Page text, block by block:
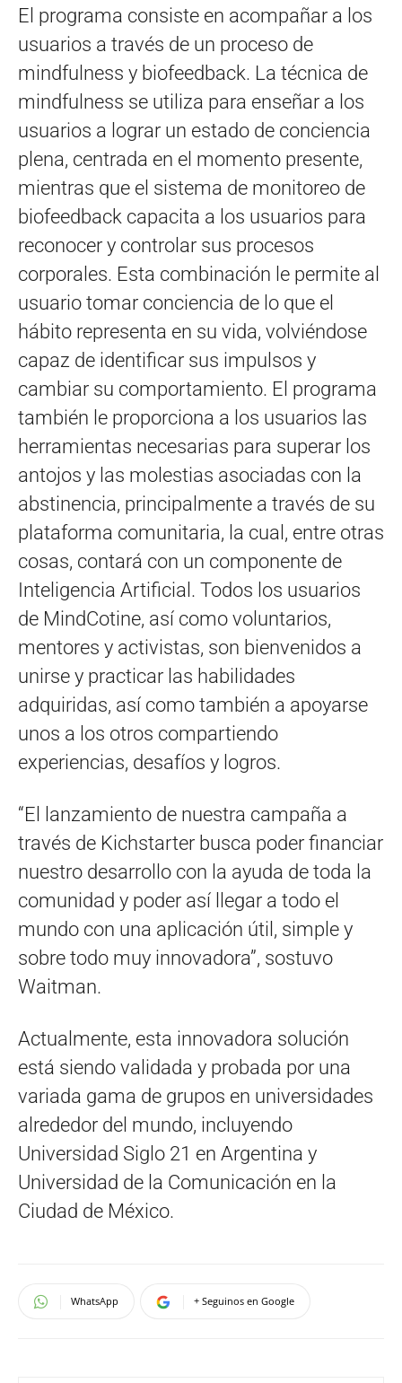
El programa consiste en acompañar a los
usuarios a través de un proceso de
mindfulness y biofeedback. La técnica de
mindfulness se utiliza para enseñar a los
usuarios a lograr un estado de conciencia
plena, centrada en el momento presente,
mientras que el sistema de monitoreo de
biofeedback capacita a los usuarios para
reconocer y controlar sus procesos
corporales. Esta combinación le permite al
usuario tomar conciencia de lo que el
hábito representa en su vida, volviéndose
capaz de identificar sus impulsos y
cambiar su comportamiento. El programa
también le proporciona a los usuarios las
herramientas necesarias para superar los
antojos y las molestias asociadas con la
abstinencia, principalmente a través de su
plataforma comunitaria, la cual, entre otras
cosas, contará con un componente de
Inteligencia Artificial. Todos los usuarios
de MindCotine, así como voluntarios,
mentores y activistas, son bienvenidos a
unirse y practicar las habilidades
adquiridas, así como también a apoyarse
unos a los otros compartiendo
experiencias, desafíos y logros.
“El lanzamiento de nuestra campaña a
través de Kichstarter busca poder financiar
nuestro desarrollo con la ayuda de toda la
comunidad y poder así llegar a todo el
mundo con una aplicación útil, simple y
sobre todo muy innovadora”, sostuvo
Waitman.
Actualmente, esta innovadora solución
está siendo validada y probada por una
variada gama de grupos en universidades
alrededor del mundo, incluyendo
Universidad Siglo 21 en Argentina y
Universidad de la Comunicación en la
Ciudad de México.
WhatsApp + Seguinos en Google